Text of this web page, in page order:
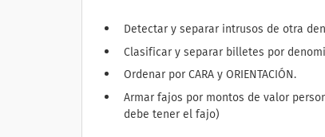
Detectar y separar intrusos de otra
Clasificar y separar billetes por
Ordenar por CARA y ORIENTACIÓN.
Armar fajos por montos de valor
debe tener el fajo)